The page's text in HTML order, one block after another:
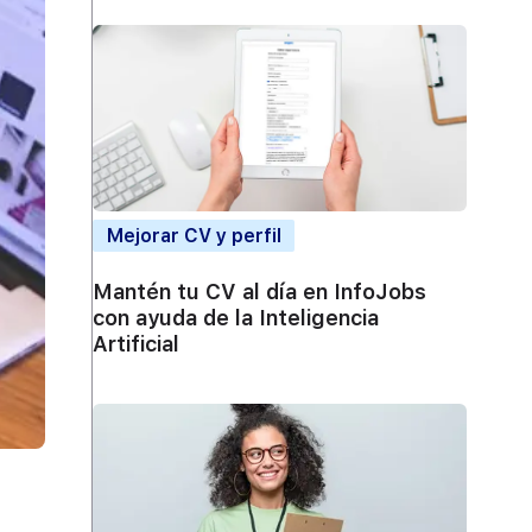
Mejorar CV y perfil
Mantén tu CV al día en InfoJobs
con ayuda de la Inteligencia
Artificial